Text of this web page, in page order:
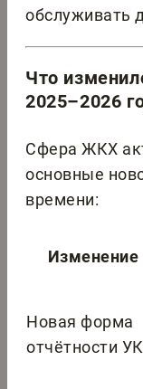
обслуживать
Что
2025–2026
Сфера ЖКХ
основные
времени:
Изменение
Новая форма
отчётности УК